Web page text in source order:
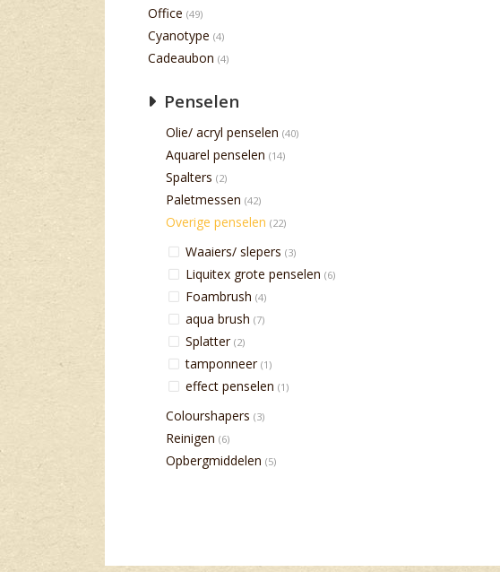
Office (49)
Cyanotype (4)
Cadeaubon (4)
Penselen
Olie/ acryl penselen (40)
Aquarel penselen (14)
Spalters (2)
Paletmessen (42)
Overige penselen (22)
Waaiers/ slepers (3)
Liquitex grote penselen (6)
Foambrush (4)
aqua brush (7)
Splatter (2)
tamponneer (1)
effect penselen (1)
Colourshapers (3)
Reinigen (6)
Opbergmiddelen (5)